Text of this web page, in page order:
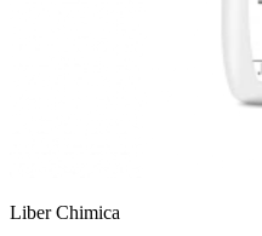
Liber Chimica